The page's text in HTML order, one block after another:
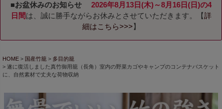
■お盆休みのお知らせ
2026年8月13日(木)～8月16日(日)の4
日間は、誠に勝手ながらお休みとさせていただきます。【詳
細はこちら>>> 】
HOME 国産竹籠
多目的籠
遂に復活しました真竹御用籠（長角）室内の野菜カゴやキャンプのコンテナバスケット
に、自然素材で丈夫な荷物収納